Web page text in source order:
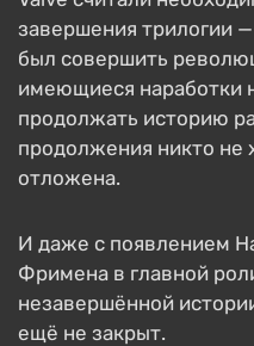
завершения трилогии
был совершить
имеющиеся наработки
продолжать историю
продолжения никто не
отложена.
И даже с появлением
Фримена в главной
незавершённой
ещё не закрыт.